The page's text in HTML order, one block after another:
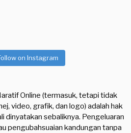
on Instagram
Online (termasuk, tetapi tidak
video, grafik, dan logo) adalah hak
dinyatakan sebaliknya. Pengeluaran
pengubahsuaian kandungan tanpa